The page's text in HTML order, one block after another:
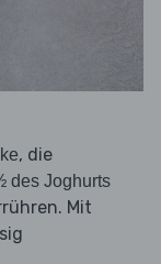
, die
des Joghurts
Mit